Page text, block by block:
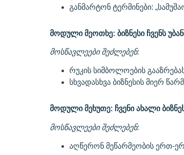
განმარტონ ტერმინები:
მოდული მეოთხე: ბიზნესი ჩვენს
მოსწავლეები შეძლებენ:
რუკის სიმბოლოების
სხვადასხვა ბიზნესის მიერ
მოდული მეხუთე: ჩვენი ახალი
მოსწავლეები შეძლებენ:
აღწერონ მეწარმეობის ერთ-